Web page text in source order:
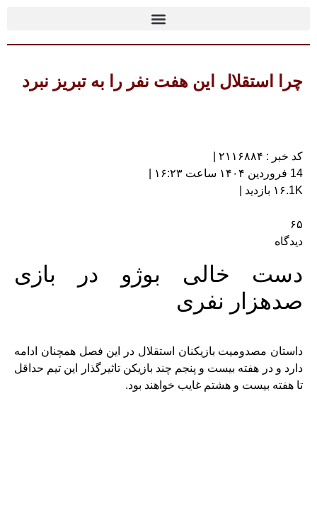
چرا استقلال این هفت نفر را به تبریز نبرد
کد خبر : ۲۱۱۶۸۸۴ |
14 فروردین ۱۴۰۴ ساعت ۱۶:۲۳ |
۱۶.1K بازدید |
۶۵
دیدگاه
دست خالی بوژو در بازی
صدهزار نفری
داستان مصدومیت بازیکنان استقلال در این فصل همچنان ادامه
دارد و در هفته بیست و پنجم چند بازیکن تاثیرگذار این تیم حداقل
تا هفته بیست و هشتم غایب خواهند بود.